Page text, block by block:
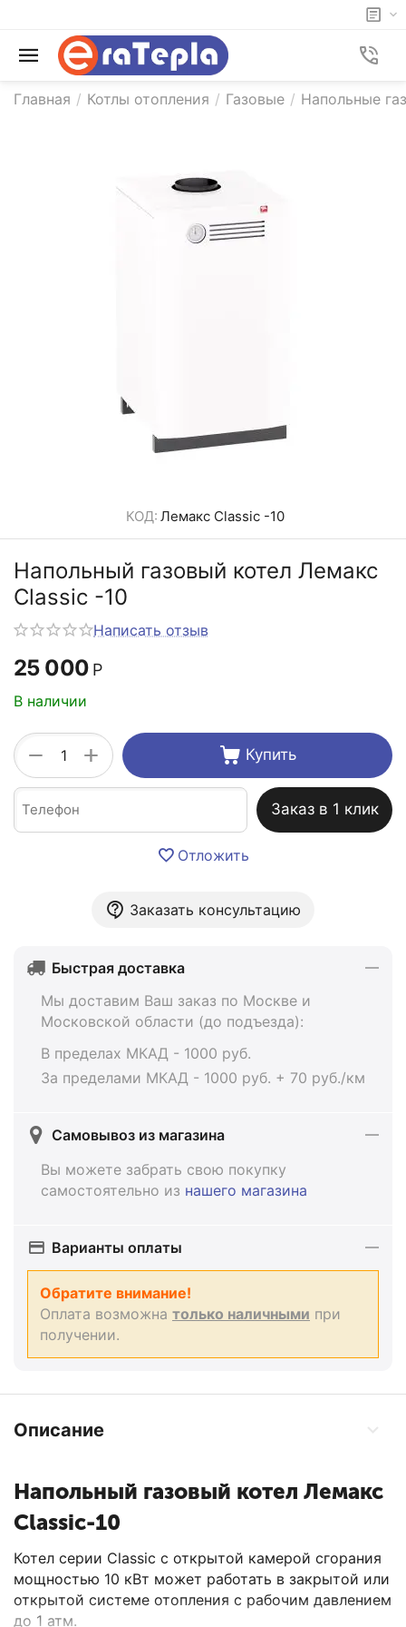
Главная / Котлы отопления / Газовые / Напольные
КОД: Лемакс Classic -10
Напольный газовый котел Лемакс
Classic -10
Написать отзыв
25 000 Р
В наличии
+
− Купить
Заказ в 1 клик
Отложить
Заказать консультацию
Быстрая доставка
Мы доставим Ваш заказ по Москве и
Московской области (до подъезда):
В пределах МКАД - 1000 руб.
За пределами МКАД - 1000 руб. + 70 руб./км
Самовывоз из магазина
Вы можете забрать свою покупку
самостоятельно из нашего магазина
Варианты оплаты
Обратите внимание!
Оплата возможна только наличными при
получении.
Описание
Напольный газовый котел Лемакс
Classic-10
Котел серии Classic с открытой камерой сгорания
мощностью 10 кВт может работать в закрытой или
открытой системе отопления с рабочим давлением
до 1 атм.